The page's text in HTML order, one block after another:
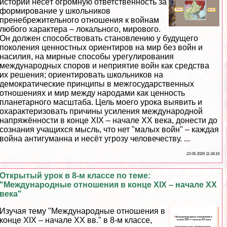
формирование у школьников
пренебрежительного отношения к войнам
любого хаpaктера – локального, мирового.
Он должен способствовать становлению у будущего
поколения ценностных ориентиров на мир без войн и
насилия, на мирные способы урегулирования
международных споров и неприятие войн как средства
их решения; ориентировать школьников на
демократические принципы в межгосударственных
отношениях и мир между народами как ценность
планетарного масштаба. Цель моего урока выявить и
охаpaктеризовать причины усиления международной
напряжённости в конце XIX – начале XX века, донести до
сознания учащихся мысль, что нет "малых войн" – каждая
война антигуманна и несёт угрозу человечеству. ...
23 06 2026 11:34:16
Открытый урок в 8-м классе по теме:
"Международные отношения в конце XIX – начале ХХ
века"
Изучая тему "Международные отношения в
конце XIX – начале XX вв." в 8-м классе,